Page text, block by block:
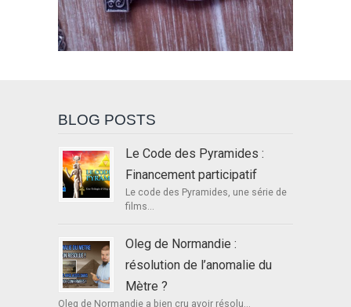
BLOG POSTS
Le Code des Pyramides :
Financement participatif
Le code des Pyramides, une série de
films...
Oleg de Normandie :
résolution de l’anomalie du
Mètre ?
Oleg de Normandie a bien cru avoir résolu...